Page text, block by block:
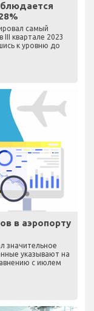
самый
квартале 2023
к уровню до
в аэропорту
значительное
указывают на
с июлем